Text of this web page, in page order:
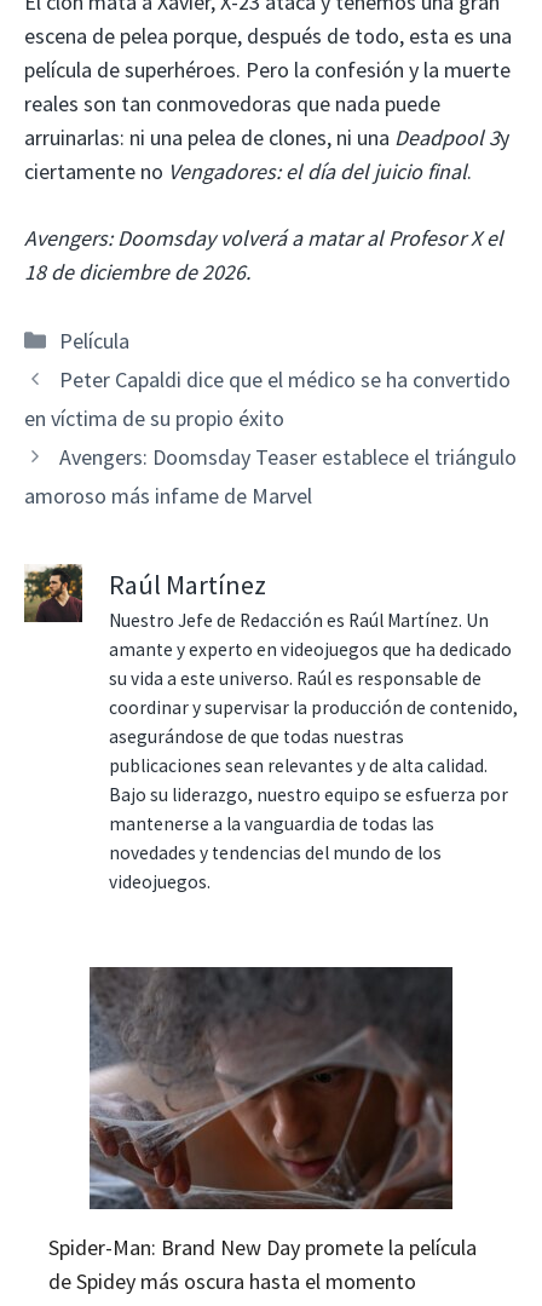
escena de pelea porque, después de todo, esta es una
película de superhéroes. Pero la confesión y la muerte
reales son tan conmovedoras que nada puede
arruinarlas: ni una pelea de clones, ni una Deadpool 3y
ciertamente no Vengadores: el día del juicio final.
Avengers: Doomsday volverá a matar al Profesor X el
18 de diciembre de 2026.
Categorías
Película
Peter Capaldi dice que el médico se ha convertido
en víctima de su propio éxito
Avengers: Doomsday Teaser establece el triángulo
amoroso más infame de Marvel
Raúl Martínez
Nuestro Jefe de Redacción es Raúl Martínez. Un
amante y experto en videojuegos que ha dedicado
su vida a este universo. Raúl es responsable de
coordinar y supervisar la producción de contenido,
asegurándose de que todas nuestras
publicaciones sean relevantes y de alta calidad.
Bajo su liderazgo, nuestro equipo se esfuerza por
mantenerse a la vanguardia de todas las
novedades y tendencias del mundo de los
videojuegos.
Spider-Man: Brand New Day promete la película
de Spidey más oscura hasta el momento